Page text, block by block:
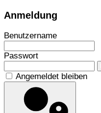
Anmeldung
Benutzername
Passwort
Angemeldet bleiben